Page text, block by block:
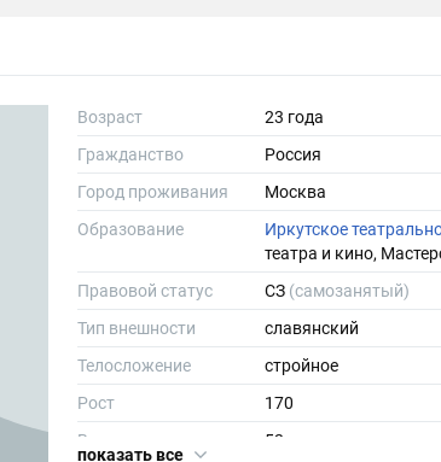
Возраст
23 года
Гражданство
Россия
Город проживания
Москва
Образование
Иркутское
театра и кино,
Правовой статус
СЗ (самозанятый)
Тип внешности
славянский
Телосложение
стройное
Рост
170
Вес
52
показать все